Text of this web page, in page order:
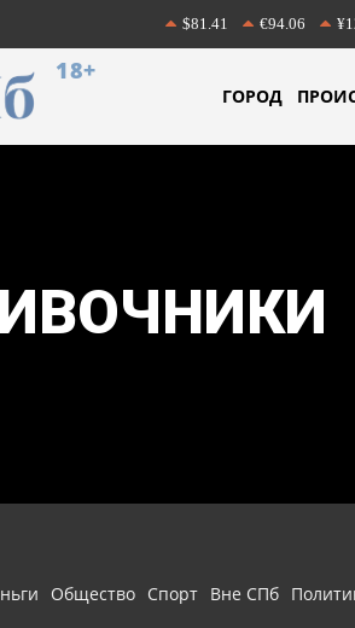
$81.41 €94.06
18+
ГОРОД
Общество Спорт Вне СПб